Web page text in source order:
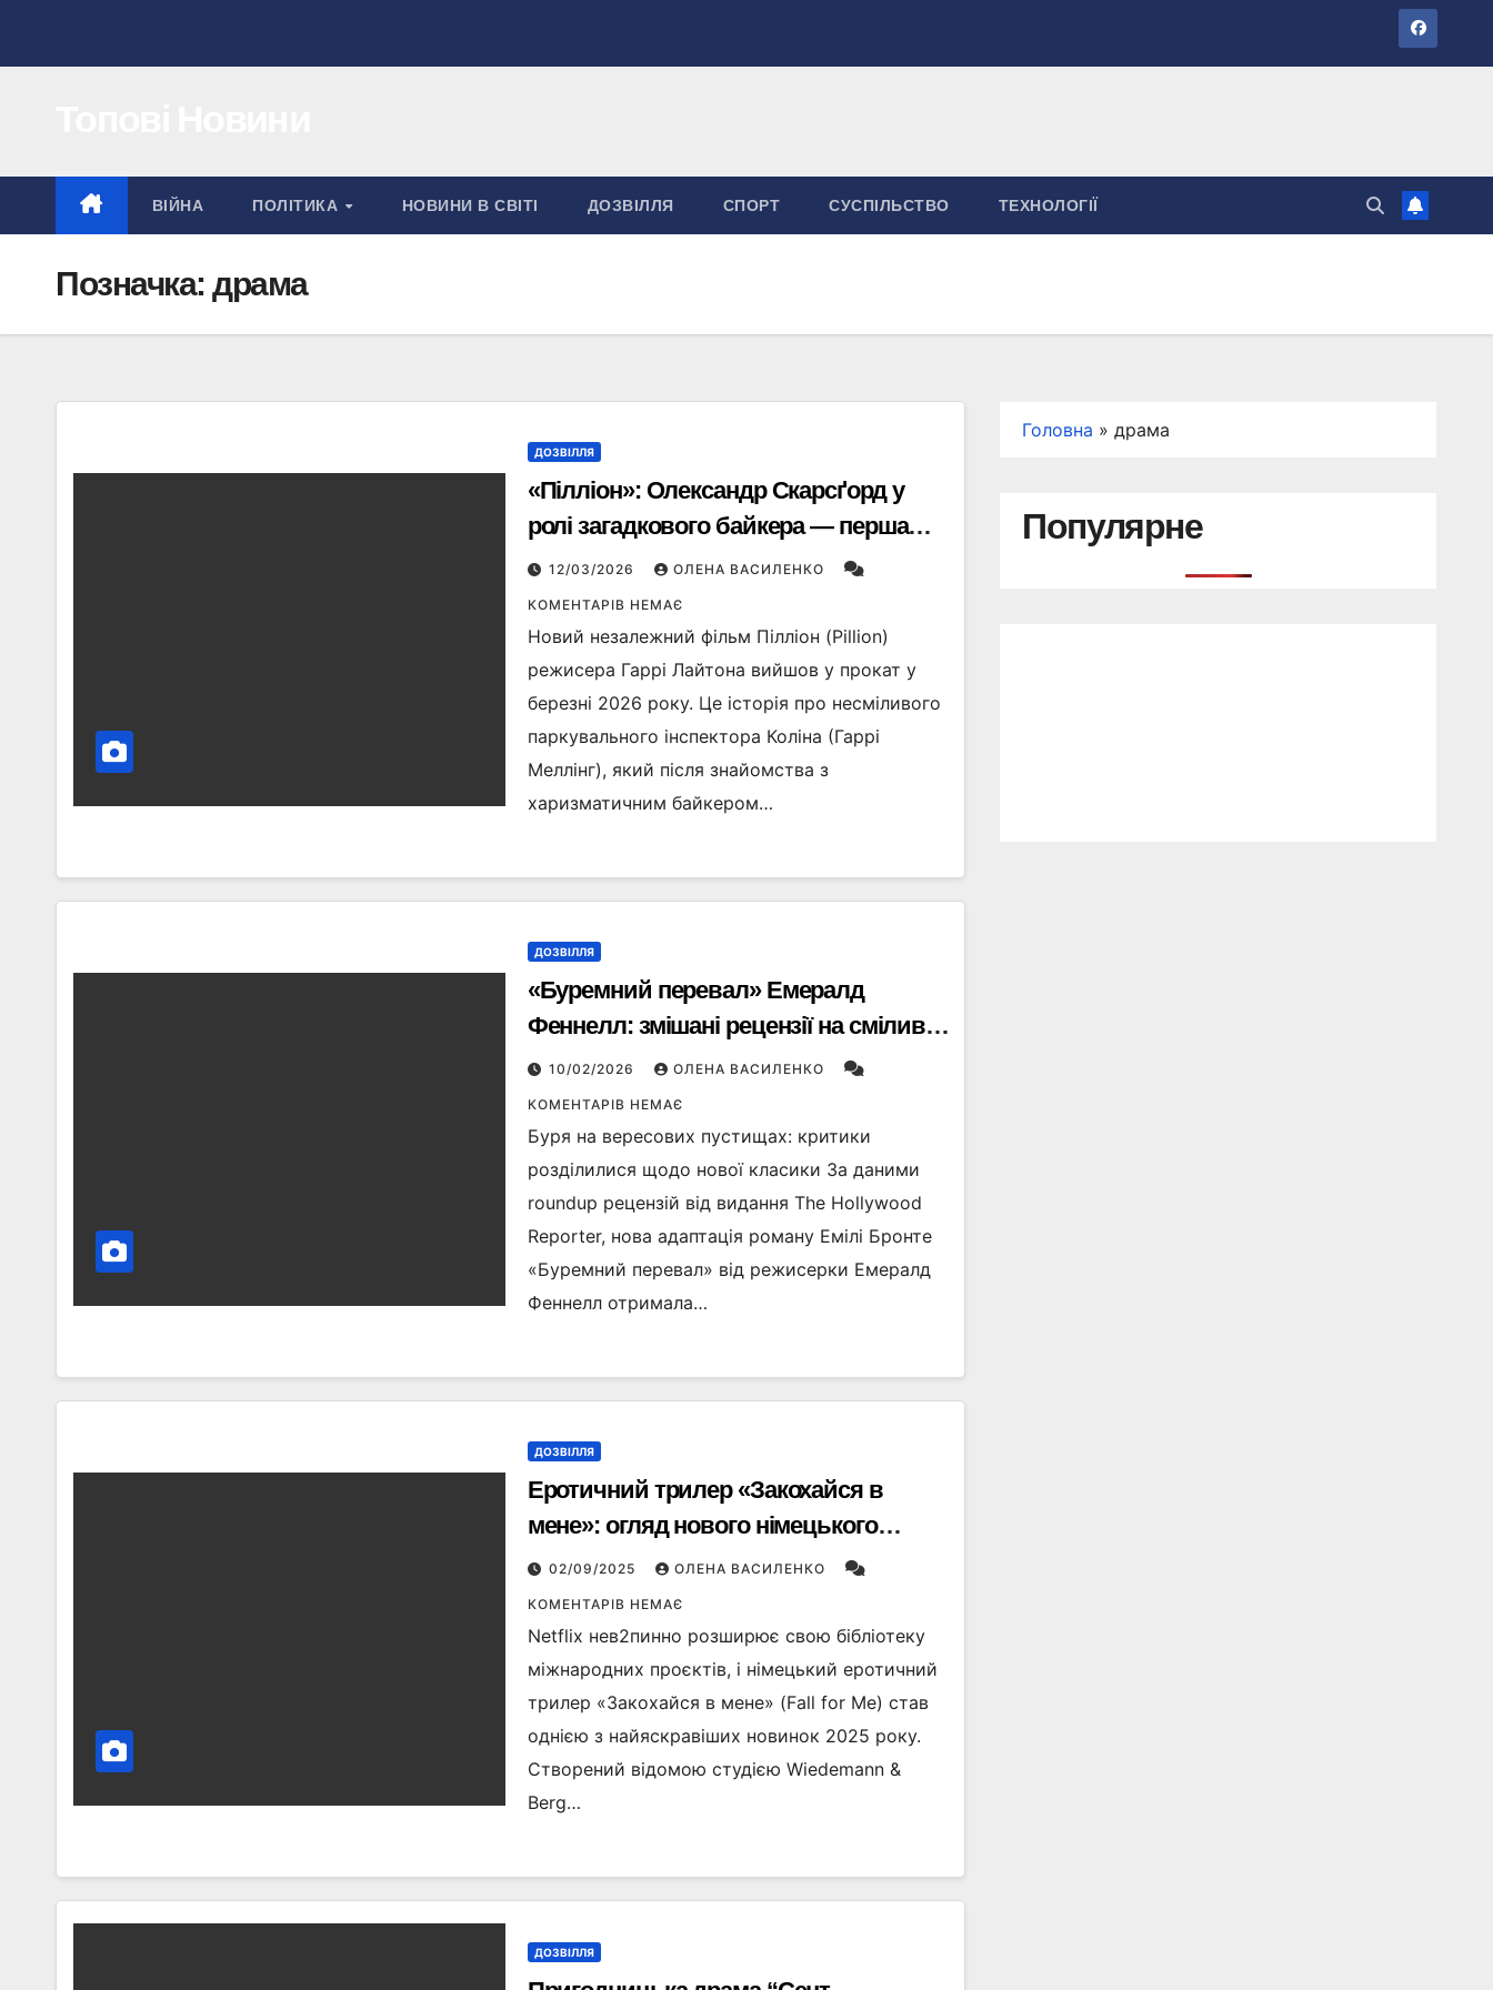
ВІЙНА ПОЛІТИКА НОВИНИ В СВІТІ ДОЗВІЛЛЯ СПОРТ СУСПІЛЬСТВО ТЕХНОЛОГІЇ
Позначка: драма
ДОЗВІЛЛЯ
«Пілліон»: Олександр Скарсґорд у
ролі загадкового байкера — перша
рецензія на дебютну драму
12/03/2026 ОЛЕНА ВАСИЛЕНКО
КОМЕНТАРІВ НЕМАЄ
Новий незалежний фільм Пілліон (Pillion)
режисера Гаррі Лайтона вийшов у прокат у
березні 2026 року. Це історія про несміливого
паркувального інспектора Коліна (Гаррі
Меллінг), який після знайомства з
харизматичним байкером…
ДОЗВІЛЛЯ
«Буремний перевал» Емералд
Феннелл: змішані рецензії на сміливу,
але суперечливу адаптацію
10/02/2026 ОЛЕНА ВАСИЛЕНКО
КОМЕНТАРІВ НЕМАЄ
Буря на вересових пустищах: критики
розділилися щодо нової класики За даними
roundup рецензій від видання The Hollywood
Reporter, нова адаптація роману Емілі Бронте
«Буремний перевал» від режисерки Емералд
Феннелл отримала…
ДОЗВІЛЛЯ
Еротичний трилер «Закохайся в
мене»: огляд нового німецького
фільму на Netflix
02/09/2025 ОЛЕНА ВАСИЛЕНКО
КОМЕНТАРІВ НЕМАЄ
Netflix нев2пинно розширює свою бібліотеку
міжнародних проєктів, і німецький еротичний
трилер «Закохайся в мене» (Fall for Me) став
однією з найяскравіших новинок 2025 року.
Створений відомою студією Wiedemann &
Berg…
ДОЗВІЛЛЯ
Головна »драма
Популярне